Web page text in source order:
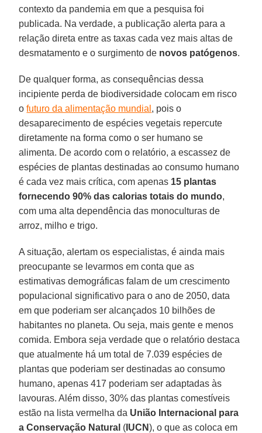
contexto da pandemia em que a pesquisa foi
publicada. Na verdade, a publicação alerta para a
relação direta entre as taxas cada vez mais altas de
desmatamento e o surgimento de novos patógenos.
De qualquer forma, as consequências dessa
incipiente perda de biodiversidade colocam em risco
ofuturo da alimentação mundial , pois o
desaparecimento de espécies vegetais repercute
diretamente na forma como o ser humano se
alimenta. De acordo com o relatório, a escassez de
espécies de plantas destinadas ao consumo humano
é cada vez mais crítica, com apenas 15 plantas
fornecendo 90% das calorias totais do mundo,
com uma alta dependência das monoculturas de
arroz, milho e trigo.
A situação, alertam os especialistas, é ainda mais
preocupante se levarmos em conta que as
estimativas demográficas falam de um crescimento
populacional significativo para o ano de 2050, data
em que poderiam ser alcançados 10 bilhões de
habitantes no planeta. Ou seja, mais gente e menos
comida. Embora seja verdade que o relatório destaca
que atualmente há um total de 7.039 espécies de
plantas que poderiam ser destinadas ao consumo
humano, apenas 417 poderiam ser adaptadas às
lavouras. Além disso, 30% das plantas comestíveis
estão na lista vermelha da União Internacional para
a Conservação Natural ( IUCN), o que as coloca em